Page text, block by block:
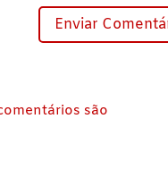
são